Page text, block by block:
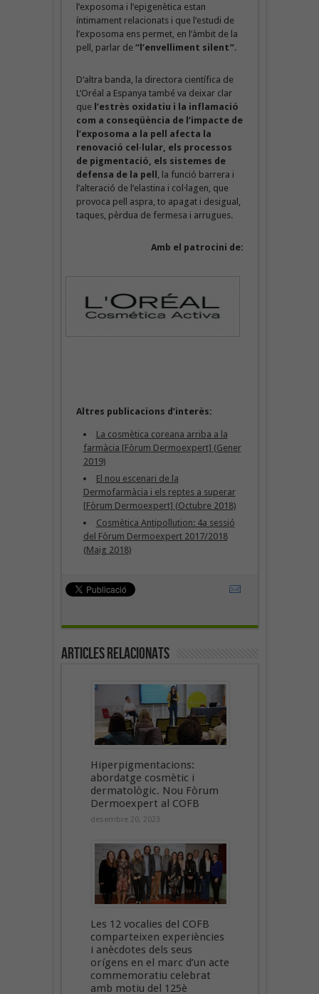
l’exposoma i l’epigenètica estan
íntimament relacionats i que l’estudi de
l’exposoma ens permet, en l’àmbit de la
pell, parlar de “l’envelliment silent”.
D’altra banda, la directora científica de
L’Oréal a Espanya també va deixar clar
que l’estrès oxidatiu i la inflamació
com a conseqüència de l’impacte de
l’exposoma a la pell afecta la
renovació cel·lular, els processos
de pigmentació, els sistemes de
defensa de la pell , la funció barrera i
l’alteració de l’elastina i col·lagen, que
provoca pell aspra, to apagat i desigual,
taques, pèrdua de fermesa i arrugues.
Amb el patrocini de:
Altres publicacions d’interès:
La cosmètica coreana arriba a la
farmàcia [Fòrum Dermoexpert] (Gener
2019)
El nou escenari de la
Dermofarmàcia i els reptes a superar
[Fòrum Dermoexpert] (Octubre 2018)
Cosmètica Antipollution: 4a sessió
del Fòrum Dermoexpert 2017/2018
(Maig 2018)
Articles Relacionats
Hiperpigmentacions:
abordatge cosmètic i
dermatològic. Nou Fòrum
Dermoexpert al COFB
desembre 20, 2023
Les 12 vocalies del COFB
comparteixen experiències
i anècdotes dels seus
orígens en el marc d’un acte
commemoratiu celebrat
amb motiu del 125è